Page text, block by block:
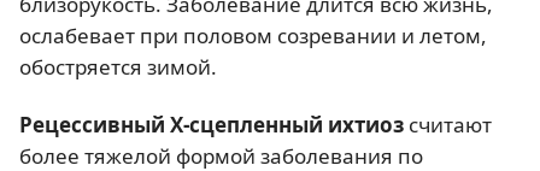
ослабевает при половом созревании и летом,
обостряется зимой.
Рецессивный Х-сцепленный ихтиоз считают
более тяжелой формой заболевания по